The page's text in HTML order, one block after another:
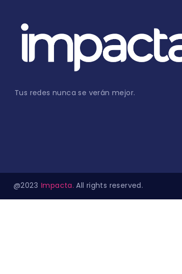
Tus redes nunca se verán mejor.
@2023 Impacta. All rights reserved.